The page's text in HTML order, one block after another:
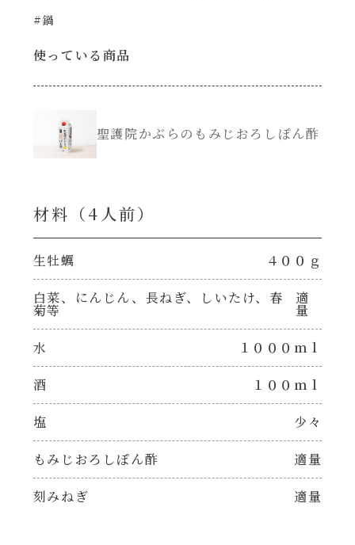
サラダ
スープ
肉ピクキノピク
鍋
グラタン/ドリア
シャンタン粉末（シャンタンチーズニングを
だしまろ麺
創味のつゆあまくち
白だし
カレーだし
そうめんつゆ
すき焼のたれ
やみつききゃべつの塩たれ
だしまろ酢
#鍋
使っている商品
聖護院かぶらのもみじおろしぽん酢
材料（4⼈前）
生牡蠣 ４００ｇ
白菜、にんじん、長ねぎ、しいたけ、春
菊等
適
量
水 １０００ｍｌ
酒 １００ｍｌ
塩 少々
もみじおろしぽん酢 適量
刻みねぎ 適量